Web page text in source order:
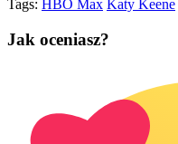
Tags: HBO Max Katy Keene
Jak oceniasz?